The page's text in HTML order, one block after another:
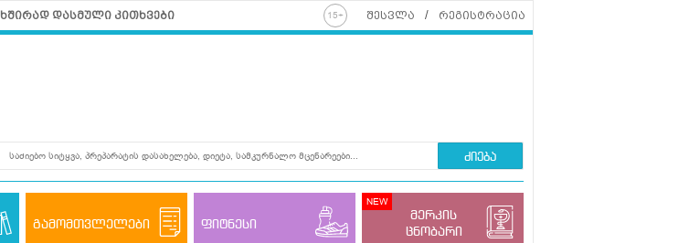
ხშირად დასმული კითხვები შესვლა რეგისტრაცია
ძიება
გამომთვლელები ფიტნესი
მერკის
ცნობარი